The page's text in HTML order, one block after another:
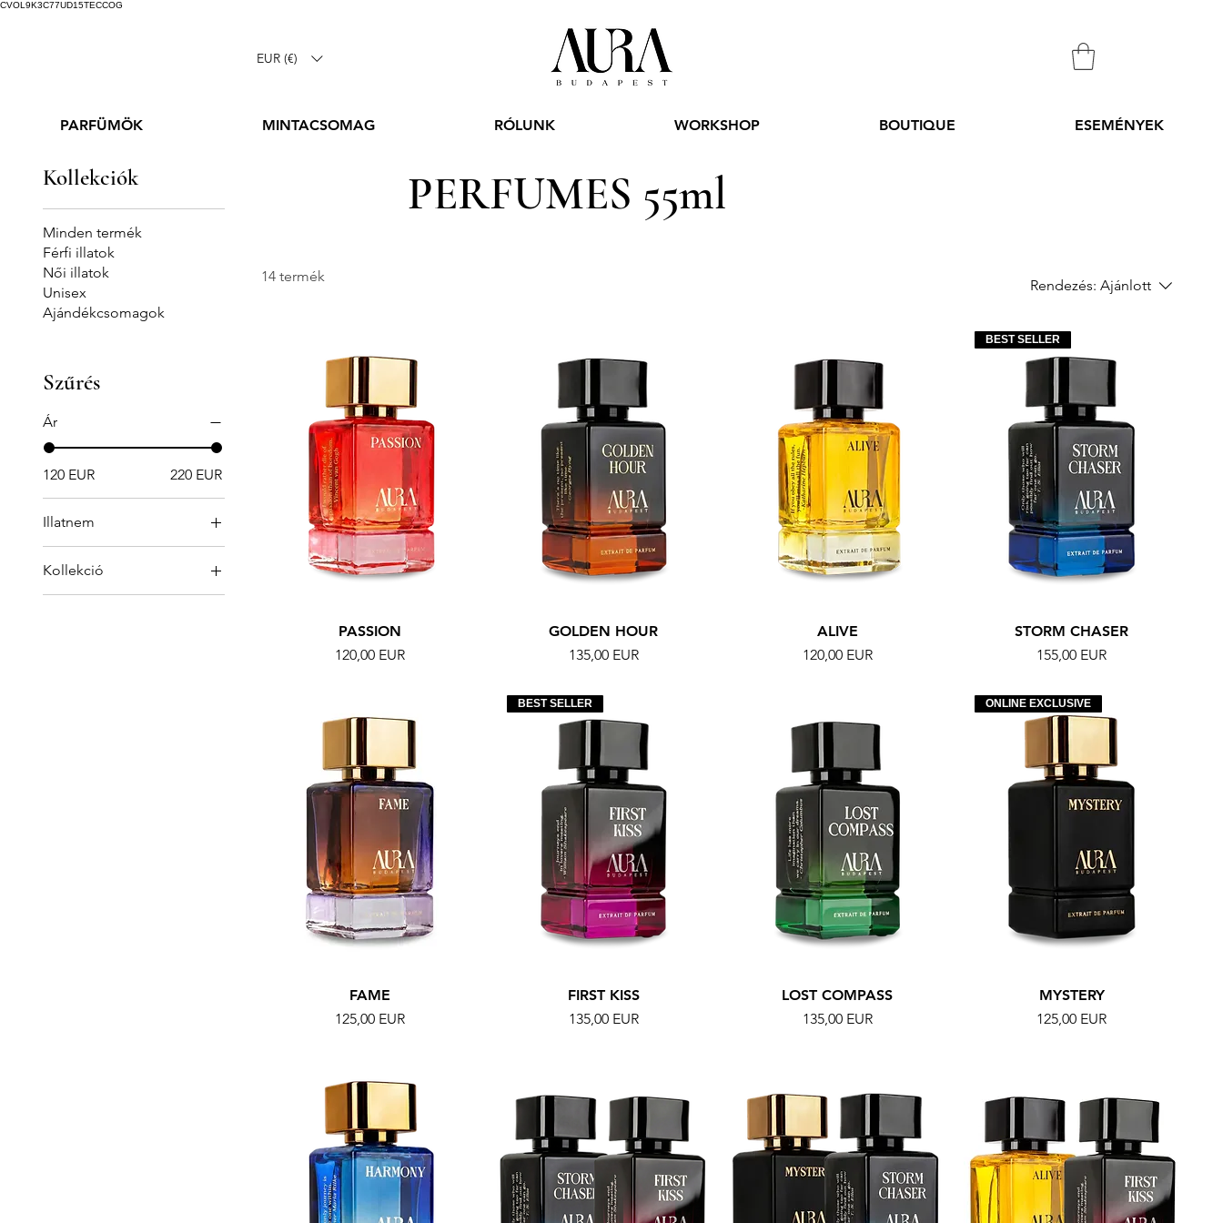
CVOL9K3C77UD15TECCOG
EUR (€)
PARFÜMÖK MINTACSOMAG RÓLUNK WORKSHOP BOUTIQUE ESEMÉNYEK
Kollekciók
Minden termék
Férfi illatok
Női illatok
Unisex
Ajándékcsomagok
Szűrés
Ár
120 EUR 220 EUR
Illatnem
Női illatok
Férfi illatok
Kollekció
MOMENTUM
PERFUMES 55ml
14 termék
Rendezés: Ajánlott
PASSION
Ár
120,00 EUR
GOLDEN HOUR
Ár
135,00 EUR
ALIVE
Ár
120,00 EUR
BEST SELLER
STORM CHASER
Ár
155,00 EUR
FAME
Ár
125,00 EUR
BEST SELLER
FIRST KISS
Ár
135,00 EUR
LOST COMPASS
Ár
135,00 EUR
ONLINE EXCLUSIVE
MYSTERY
Ár
125,00 EUR